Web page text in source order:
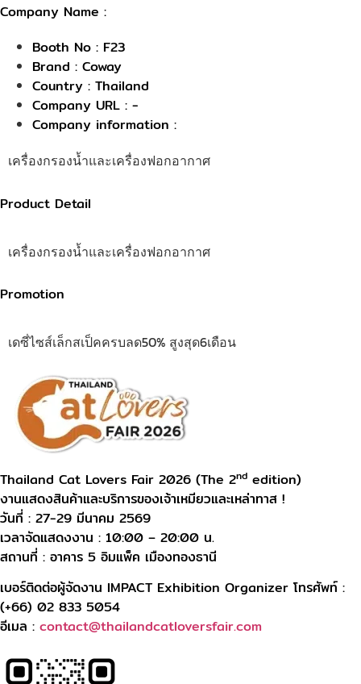
Company Name :
Booth No : F23
Brand : Coway
Country : Thailand
Company URL : -
Company information :
เครื่องกรองน้ำและเครื่องฟอกอากาศ
Product Detail
เครื่องกรองน้ำและเครื่องฟอกอากาศ
Promotion
เดซี่ไซส์เล็กสเป็คครบลด50% สูงสุด6เดือน
Thailand Cat Lovers Fair 2026 (The 2nd edition)
งานแสดงสินค้าและบริการของเจ้าเหมียวและเหล่าทาส !
วันที่ : 27-29 มีนาคม 2569
เวลาจัดแสดงงาน : 10:00 – 20:00 น.
สถานที่ : อาคาร 5 อิมแพ็ค เมืองทองธานี
เบอร์ติดต่อผู้จัดงาน IMPACT Exhibition Organizer โทรศัพท์ :
(+66) 02 833 5054
อีเมล : contact@thailandcatloversfair.com